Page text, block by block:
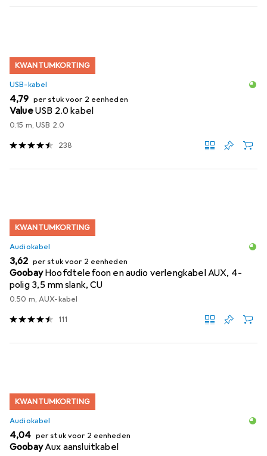
KWANTUMKORTING
USB-kabel
EUR
4,79 per stuk voor 2 eenheden
ValueUSB 2.0 kabel
0.15 m, USB 2.0
238
KWANTUMKORTING
Audiokabel
EUR
3,62 per stuk voor 2 eenheden
Goobay Hoofdtelefoon en audio verlengkabel AUX, 4-
polig 3,5 mm slank, CU
0.50 m, AUX-kabel
111
KWANTUMKORTING
Audiokabel
EUR
4,04 per stuk voor 2 eenheden
GoobayAux aansluitkabel